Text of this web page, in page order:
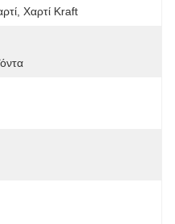
Χαρτί Kraft